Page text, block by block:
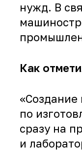
нужд. В
Как
«Создание
по
сразу на
и